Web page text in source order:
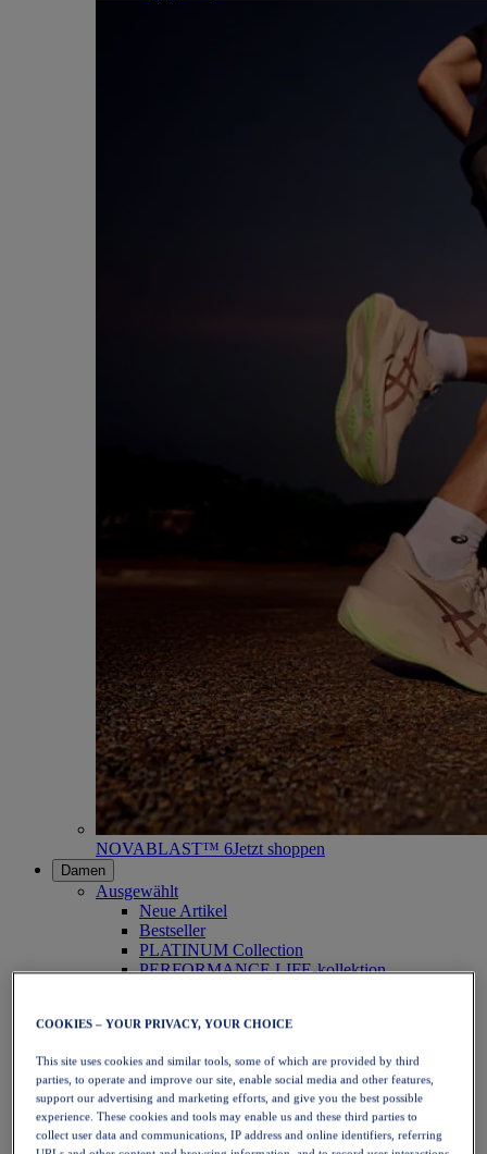
NOVABLAST™ 6Jetzt shoppen
Damen
Ausgewählt
Neue Artikel
Bestseller
PLATINUM Collection
PERFORMANCE LIFE-kollektion
Laufen
Tennis
Volleyball
Handball
Padel
Korbball
COOKIES – YOUR PRIVACY, YOUR CHOICE
This site uses cookies and similar tools, some of which are provided by third
parties, to operate and improve our site, enable social media and other features,
support our advertising and marketing efforts, and give you the best possible
experience. These cookies and tools may enable us and these third parties to
collect user data and communications, IP address and online identifiers, referring